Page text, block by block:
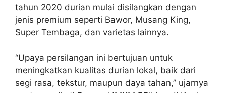
tahun 2020 durian mulai disilangkan dengan
jenis premium seperti Bawor, Musang King,
Super Tembaga, dan varietas lainnya.
“Upaya persilangan ini bertujuan untuk
meningkatkan kualitas durian lokal, baik dari
segi rasa, tekstur, maupun daya tahan,” ujarnya